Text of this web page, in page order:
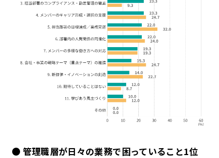
● 管理職層が日々の業務で困っていること1位